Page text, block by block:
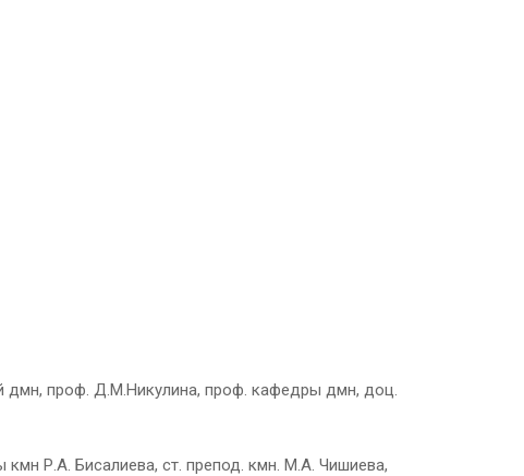
дмн, проф. Д.М.Никулина, проф. кафедры дмн, доц.
Р.А. Бисалиева, ст. препод. кмн. М.А. Чишиева,